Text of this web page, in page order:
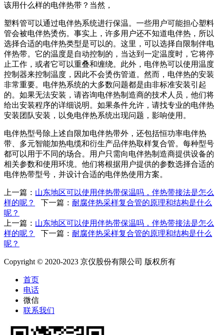
该用什么样的电伴热带？当然，
塑料管可以通过电伴热系统进行保温。一些用户可能担心塑料
管会被电伴热烫伤。事实上，许多用户还不知道电伴热，所以
选择合适的电伴热类型是可以的。这里，可以选择自限制伴电
伴热带。它的温度是自动控制的，当达到一定温度时，它将停
止工作，或者它可以重叠和缠绕。此外，电伴热可以使用温度
控制器来控制温度，因此不会烫伤管道。然而，电伴热的安装
非常重要。电伴热系统的大多数问题都是由非标准安装引起
的。如果无法安装，请咨询电伴热制造商的技术人员，他们将
给出安装程序的详细说明。如果条件允许，请找专业的电伴热
安装团队安装，以免电伴热系统出现问题，影响使用。
电伴热型号除上述自限加电伴热带外，还包括恒功率电伴热
带、多元智能加热电缆和衍生产品伴热取样复合管。每种型号
都可以用于不同的场合。用户只需向电伴热制造商提供设备的
相关参数和使用环境。他们将根据用户提供的参数选择合适的
电伴热带型号，并设计合适的电伴热使用方案。
上一篇： 山东地区可以使用伴热带保温吗，伴热带接法是怎么
样的呢？
下一篇： 耐腐伴热采样复合管的原理和结构是什么
呢？
上一篇： 山东地区可以使用伴热带保温吗，伴热带接法是怎么
样的呢？
下一篇： 耐腐伴热采样复合管的原理和结构是什么
呢？
Copyright © 2020-2023 京仪股份有限公司 版权所有
首页
电话
微信
联系我们